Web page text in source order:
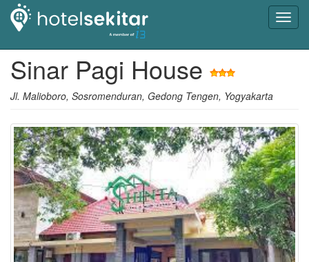
Sinar Pagi House
Jl. Malioboro, Sosromenduran, Gedong Tengen, Yogyakarta